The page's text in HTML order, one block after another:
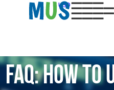
USD
FAQ: How to